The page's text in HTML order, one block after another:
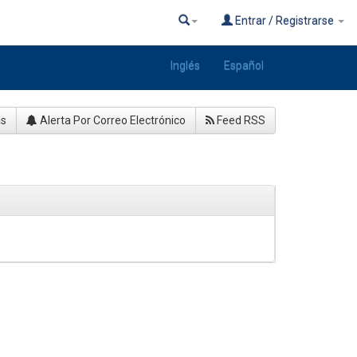
Entrar / Registrarse
Inglés Español
Alerta Por Correo Electrónico Feed RSS